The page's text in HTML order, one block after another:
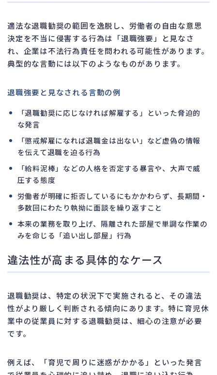
適法な退職勧奨の範囲を逸脱し、労働者の自由な意思
決定を不当に侵害する行為は「退職強要」と見なさ
れ、企業は不法行為責任を問われる可能性があります。
典型的な言動には以下のようなものがあります。
退職強要と見なされる言動の例
「退職勧奨に応じなければ解雇する」といった脅迫的
な発言
「懲戒解雇になれば退職金は出ない」など虚偽の情報
を伝えて退職を迫る行為
「給料泥棒」などの人格を否定する暴言や、大声で威
圧する態度
労働者が明確に拒否しているにもかかわらず、長期間・
多数回にわたり執拗に面談を繰り返すこと
本来の業務を取り上げ、隔離された部屋で単調な作業の
みを命じる「追い出し部屋」行為
違法性が高まる具体的なケース
退職勧奨は、特定の状況下で実施されると、その違法
性がより厳しく判断される傾向にあります。特に育児休
業中の従業員に対する退職勧奨は、細心の注意が必要
です。
例えば、「育児で周りに迷惑がかかる」といった発言